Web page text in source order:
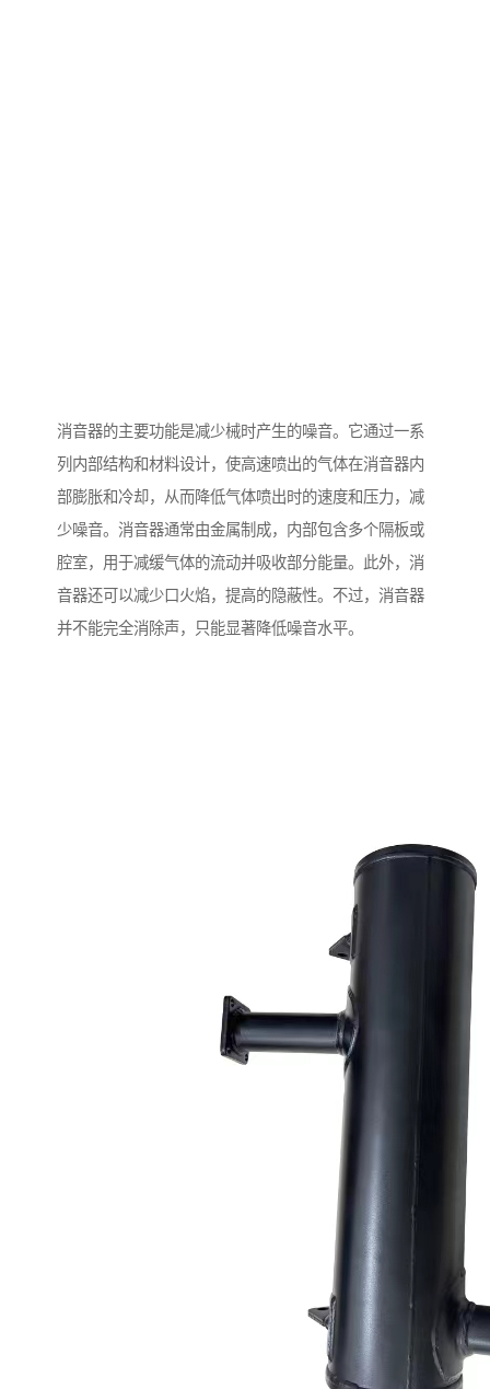
消音器的主要功能是减少械时产生的噪音。它通过一系
列内部结构和材料设计，使高速喷出的气体在消音器内
部膨胀和冷却，从而降低气体喷出时的速度和压力，减
少噪音。消音器通常由金属制成，内部包含多个隔板或
腔室，用于减缓气体的流动并吸收部分能量。此外，消
音器还可以减少口火焰，提高的隐蔽性。不过，消音器
并不能完全消除声，只能显著降低噪音水平。